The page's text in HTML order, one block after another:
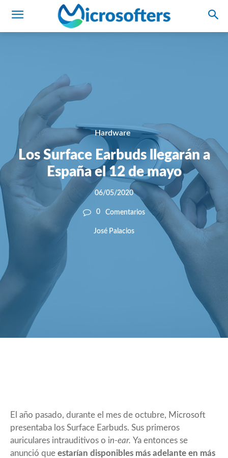
Hardware
Los Surface Earbuds llegarán a
España el 12 de mayo
06/05/2020
0 Comentarios
José Palacios
El año pasado, durante el mes de octubre, Microsoft
presentaba los Surface Earbuds. Sus primeros
auriculares intrauditivos o in-ear. Ya entonces se
anunció que estarían disponibles más adelante en más